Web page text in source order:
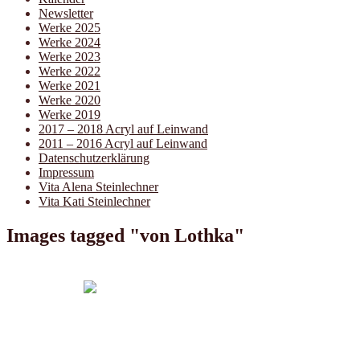
Newsletter
Werke 2025
Werke 2024
Werke 2023
Werke 2022
Werke 2021
Werke 2020
Werke 2019
2017 – 2018 Acryl auf Leinwand
2011 – 2016 Acryl auf Leinwand
Datenschutzerklärung
Impressum
Vita Alena Steinlechner
Vita Kati Steinlechner
Images tagged "von Lothka"